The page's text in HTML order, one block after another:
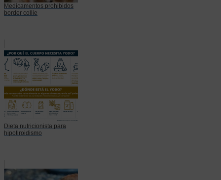
Medicamentos prohibidos
border collie
Dieta nutricionista para
hipotiroidismo